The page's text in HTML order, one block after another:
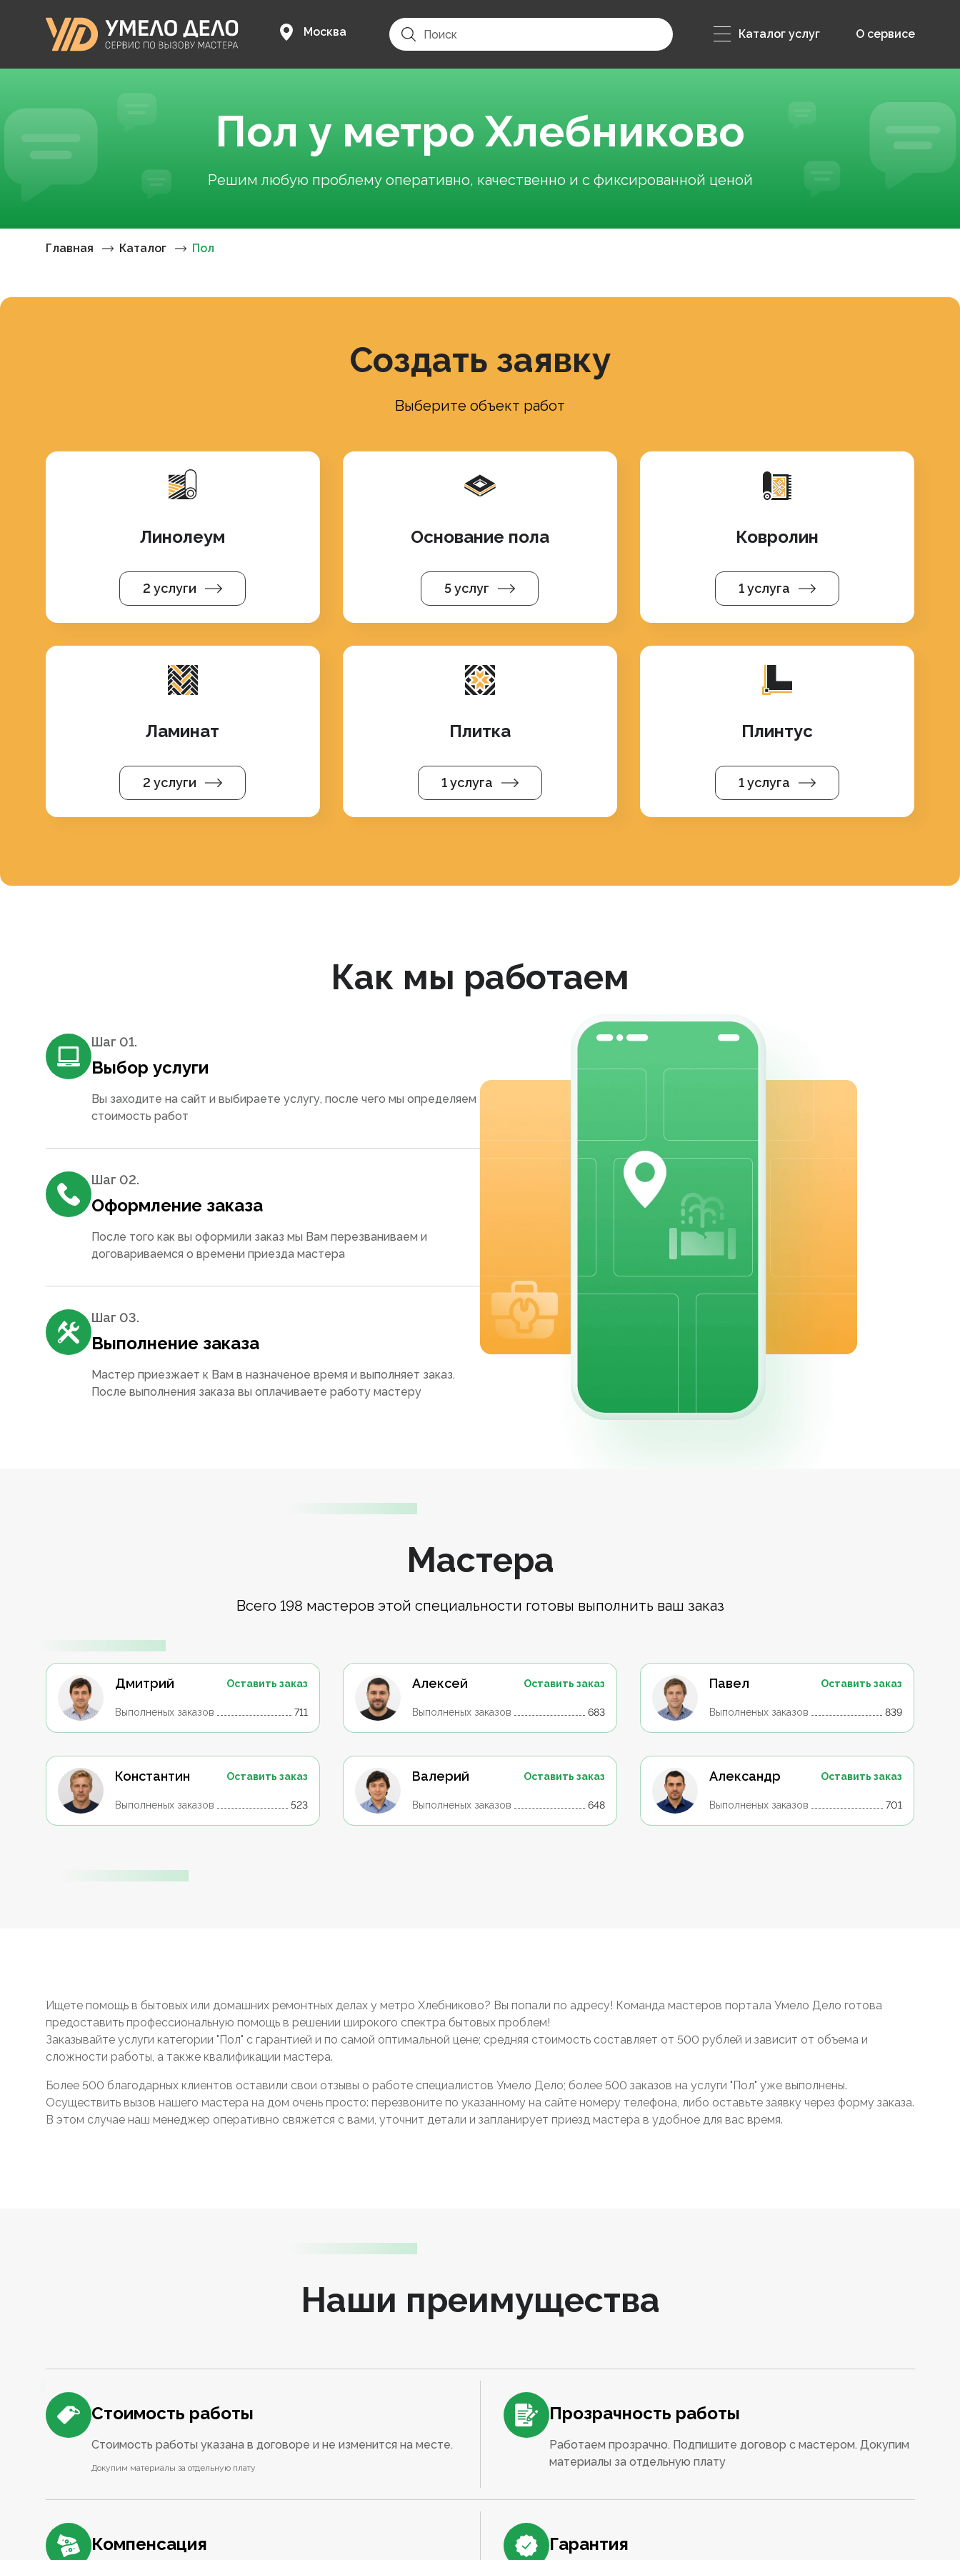
Москва Каталог услуг О сервисе
Пол у метро Хлебниково
Решим любую проблему оперативно, качественно и с фиксированной ценой
Главная Каталог Пол
Создать заявку
Выберите объект работ
Линолеум
2 услуги
Основание пола
5 услуг
Ковролин
1 услуга
Ламинат
2 услуги
Плитка
1 услуга
Плинтус
1 услуга
Как мы работаем
Шаг 01.
Выбор услуги
Вы заходите на сайт и выбираете услугу, после чего мы определяем
стоимость работ
Шаг 02.
Оформление заказа
После того как вы оформили заказ мы Вам перезваниваем и
договариваемся о времени приезда мастера
Шаг 03.
Выполнение заказа
Мастер приезжает к Вам в назначеное время и выполняет заказ.
После выполнения заказа вы оплачиваете работу мастеру
Мастера
Всего 198 мастеров этой специальности готовы выполнить ваш заказ
Дмитрий Оставить заказ
Выполненых заказов 711
Алексей Оставить заказ
Выполненых заказов 683
Павел Оставить заказ
Выполненых заказов 839
Константин Оставить заказ
Выполненых заказов 523
Валерий Оставить заказ
Выполненых заказов 648
Александр Оставить заказ
Выполненых заказов 701
Ищете помощь в бытовых или домашних ремонтных делах у метро Хлебниково? Вы попали по адресу! Команда мастеров портала Умело Дело готова
предоставить профессиональную помощь в решении широкого спектра бытовых проблем!
Заказывайте услуги категории "Пол" с гарантией и по самой оптимальной цене; средняя стоимость составляет от 500 рублей и зависит от объема и
сложности работы, а также квалификации мастера.
Более 500 благодарных клиентов оставили свои отзывы о работе специалистов Умело Дело; более 500 заказов на услуги "Пол" уже выполнены.
Осуществить вызов нашего мастера на дом очень просто: перезвоните по указанному на сайте номеру телефона, либо оставьте заявку через форму заказа.
В этом случае наш менеджер оперативно свяжется с вами, уточнит детали и запланирует приезд мастера в удобное для вас время.
Наши преимущества
Стоимость работы
Стоимость работы указана в договоре и не изменится на месте.
Докупим материалы за отдельную плату
Прозрачность работы
Работаем прозрачно. Подпишите договор с мастером. Докупим
материалы за отдельную плату
Компенсация Гарантия